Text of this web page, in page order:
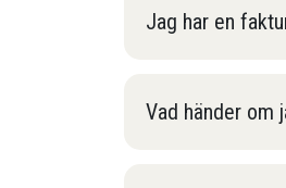
Jag har en
Vad händer om